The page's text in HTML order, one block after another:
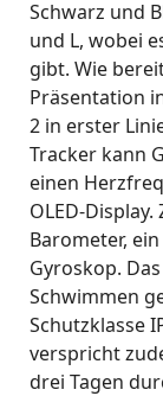
Schwarz und
und L, wobei
gibt. Wie
Präsentation
2 in erster
Tracker kann
einen
OLED-
Barometer,
Gyroskop.
Schwimmen
Schutzklasse
verspricht
drei Tagen